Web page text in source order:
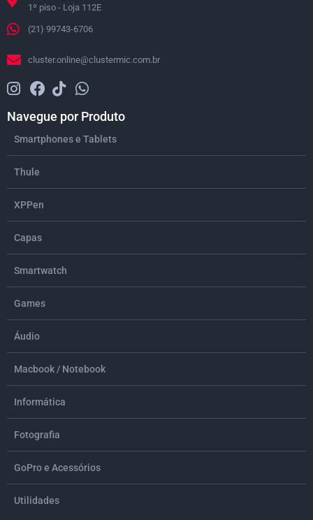
1º piso - Loja 112E
(21) 99743-6706
cluster.online@clustermic.com.br
Navegue por Produto
Smartphones e Tablets
Thule
XPPen
Capas
Smartwatch
Games
Áudio
Macbook / Notebook
Informática
Fotografia
GoPro e Acessórios
Utilidades